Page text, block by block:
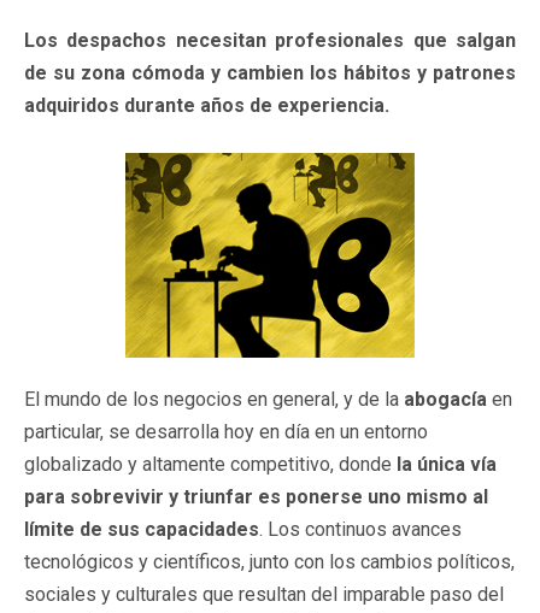
Los despachos necesitan profesionales que salgan
de su zona cómoda y cambien los hábitos y patrones
adquiridos durante años de experiencia.
El mundo de los negocios en general, y de la abogacía en
particular, se desarrolla hoy en día en un entorno
globalizado y altamente competitivo, donde la única vía
para sobrevivir y triunfar es ponerse uno mismo al
límite de sus capacidades. Los continuos avances
tecnológicos y científicos, junto con los cambios políticos,
sociales y culturales que resultan del imparable paso del